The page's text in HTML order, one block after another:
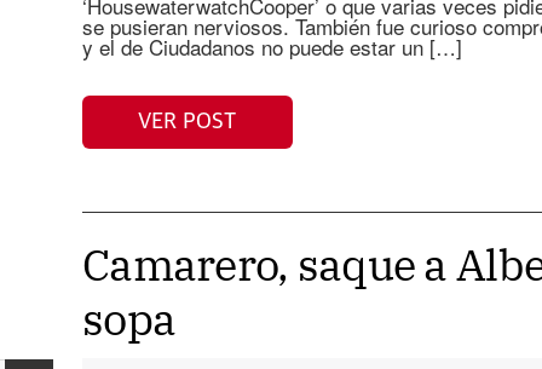
se pusieran nerviosos. También fue curioso
y el de Ciudadanos no puede estar un […]
VER POST
Camarero, saque a
sopa